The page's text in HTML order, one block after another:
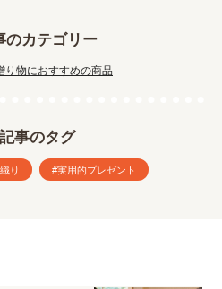
のカテゴリー
り物におすすめの商品
事のタグ
り 実用的プレゼント